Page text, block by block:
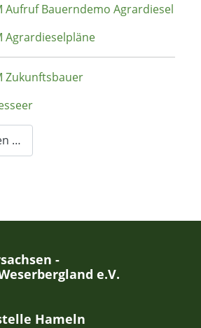
Aufruf Bauerndemo Agrardiesel
Agrardieselpläne
Zukunftsbauer
…
-
e.V.
Hameln